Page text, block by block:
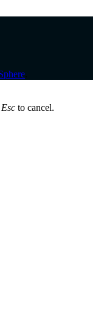
Esc to cancel.